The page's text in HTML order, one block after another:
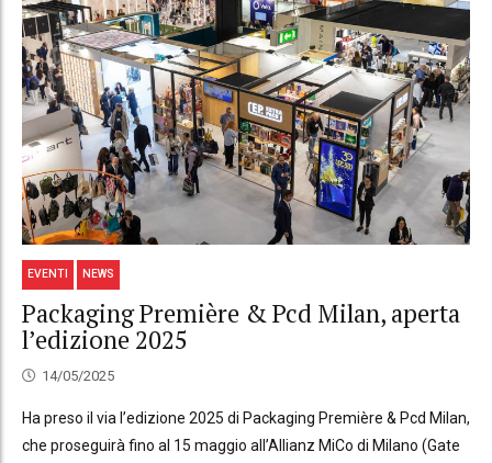
EVENTI NEWS
Packaging Première & Pcd Milan, aperta
l’edizione 2025
14/05/2025
Ha preso il via l’edizione 2025 di Packaging Première & Pcd Milan,
che proseguirà fino al 15 maggio all’Allianz MiCo di Milano (Gate